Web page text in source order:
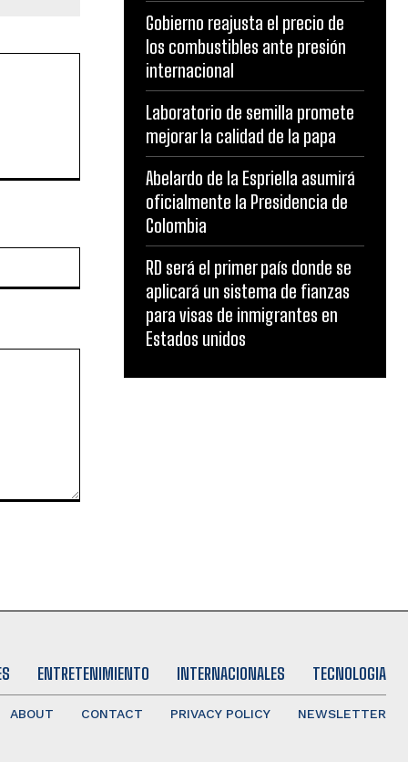
Gobierno reajusta el precio de
los combustibles ante presión
internacional
Laboratorio de semilla promete
mejorar la calidad de la papa
Abelardo de la Espriella asumirá
oficialmente la Presidencia de
Colombia
RD será el primer país donde se
aplicará un sistema de fianzas
para visas de inmigrantes en
Estados unidos
ENTRETENIMIENTO INTERNACIONALES TECNOLOGIA
ABOUT CONTACT PRIVACY POLICY NEWSLETTER